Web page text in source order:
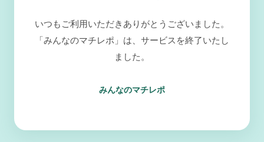
いつもご利用いただきありがとうございました。
「みんなのマチレポ」は、サービスを終了いたし
ました。
みんなのマチレポ